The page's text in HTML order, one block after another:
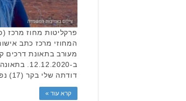
פרקליטות מחוז מרכז
מעורב בתאונת דרכים
דודתה שלי בקר (17) נפצעה באורח קשה. הפרקליטות מאשימה את …
קרא עוד »